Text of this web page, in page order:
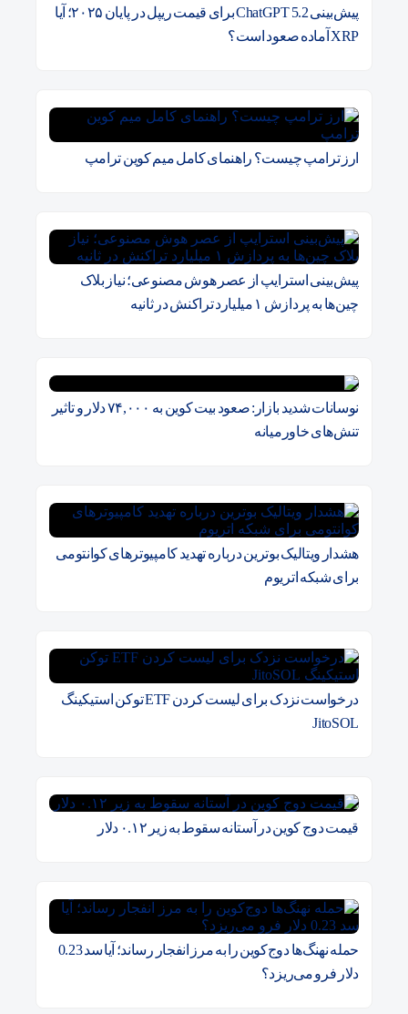
پیش‌بینی ChatGPT 5.2 برای قیمت ریپل در پایان ۲۰۲۵؛ آیا
XRP آماده صعود است؟
ارز ترامپ چیست؟ راهنمای کامل میم کوین ترامپ
پیش‌بینی استرایپ از عصر هوش مصنوعی؛ نیاز بلاک
چین‌ها به پردازش ۱ میلیارد تراکنش در ثانیه
نوسانات شدید بازار: صعود بیت کوین به ۷۴,۰۰۰ دلار و تاثیر
تنش‌های خاورمیانه
هشدار ویتالیک بوترین درباره تهدید کامپیوترهای کوانتومی
برای شبکه اتریوم
درخواست نزدک برای لیست کردن ETF توکن استیکینگ
JitoSOL
قیمت دوج کوین در آستانه سقوط به زیر ۰.۱۲ دلار
حمله نهنگ‌ها دوج‌کوین را به مرز انفجار رساند؛ آیا سد 0.23
دلار فرو می‌ریزد؟